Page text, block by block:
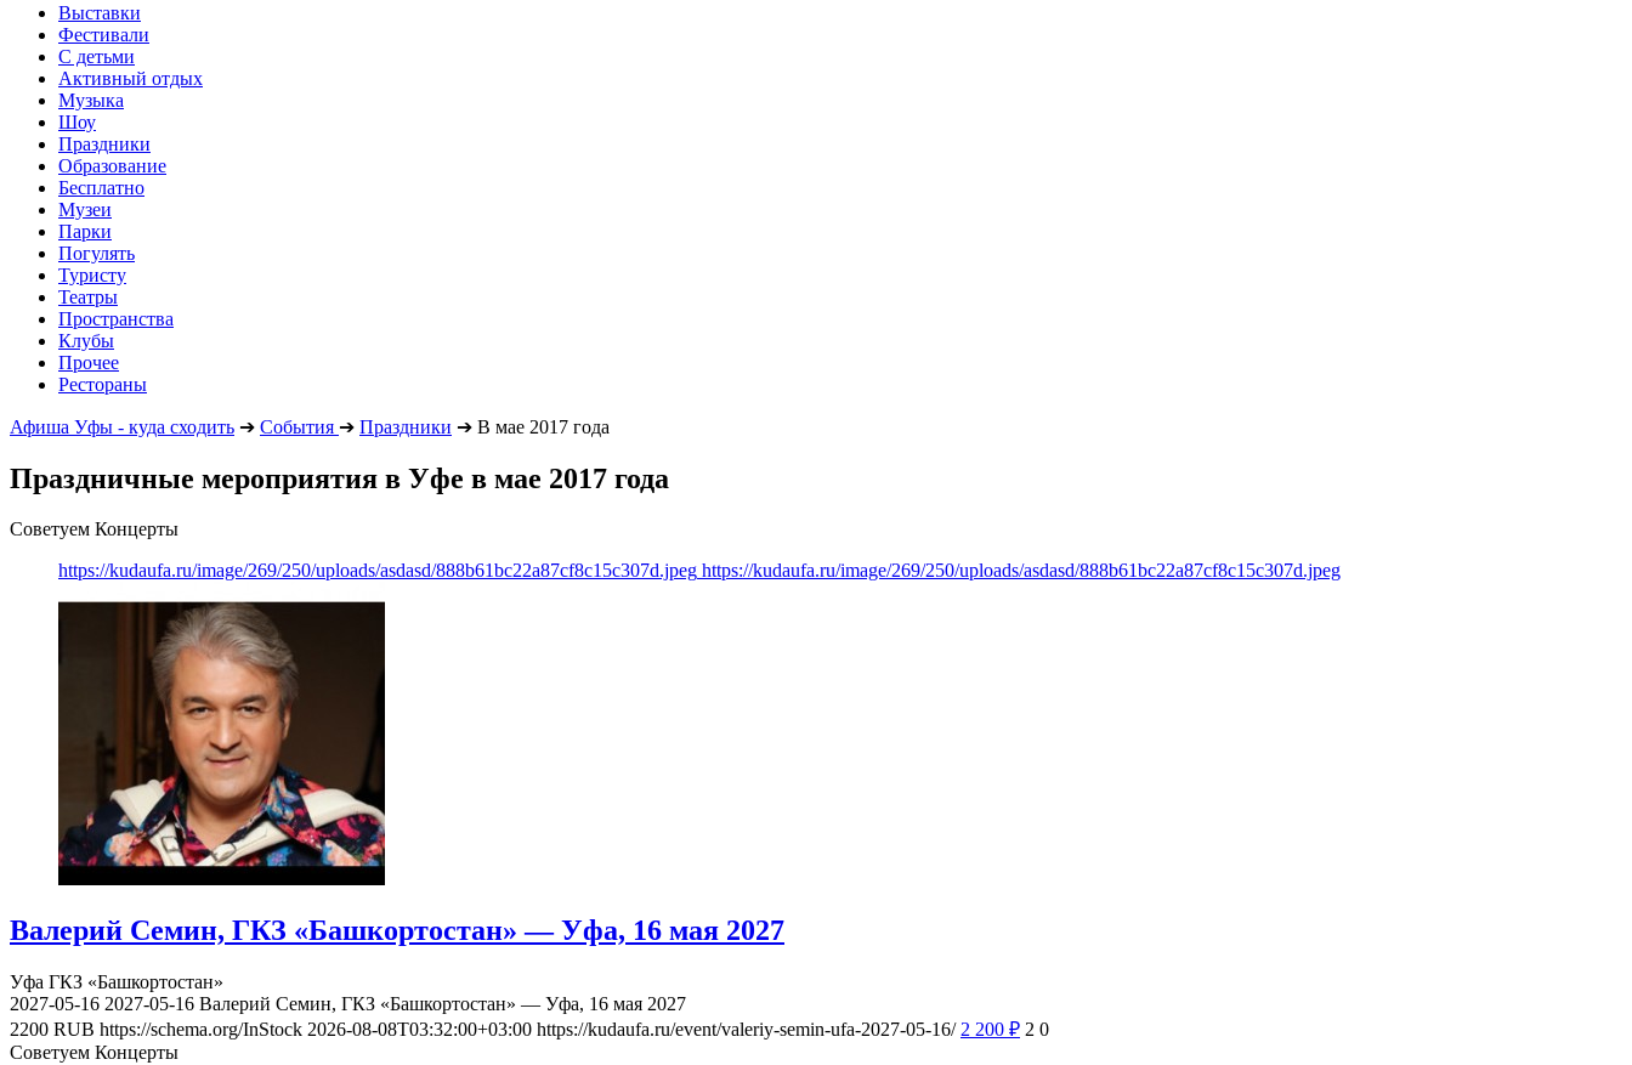
Выставки
Фестивали
С детьми
Активный отдых
Музыка
Шоу
Праздники
Образование
Бесплатно
Музеи
Парки
Погулять
Туристу
Театры
Пространства
Клубы
Прочее
Рестораны
Афиша Уфы - куда сходить ➔ События ➔ Праздники ➔ В мае 2017 года
Праздничные мероприятия в Уфе в мае 2017 года
Советуем Концерты
https://kudaufa.ru/image/269/250/uploads/asdasd/888b61bc22a87cf8c15c307d.jpeg https://kudaufa.ru/image/269/250/uploads/asdasd/888b61bc22a87cf8c15c307d.jpeg
Валерий Семин, ГКЗ «Башкортостан» — Уфа, 16 мая 2027
Уфа ГКЗ «Башкортостан»
2027-05-16 2027-05-16 Валерий Семин, ГКЗ «Башкортостан» — Уфа, 16 мая 2027
2200 RUB https://schema.org/InStock 2026-08-08T03:32:00+03:00 https://kudaufa.ru/event/valeriy-semin-ufa-2027-05-16/ 2 200 ₽ 2 0
Советуем Концерты